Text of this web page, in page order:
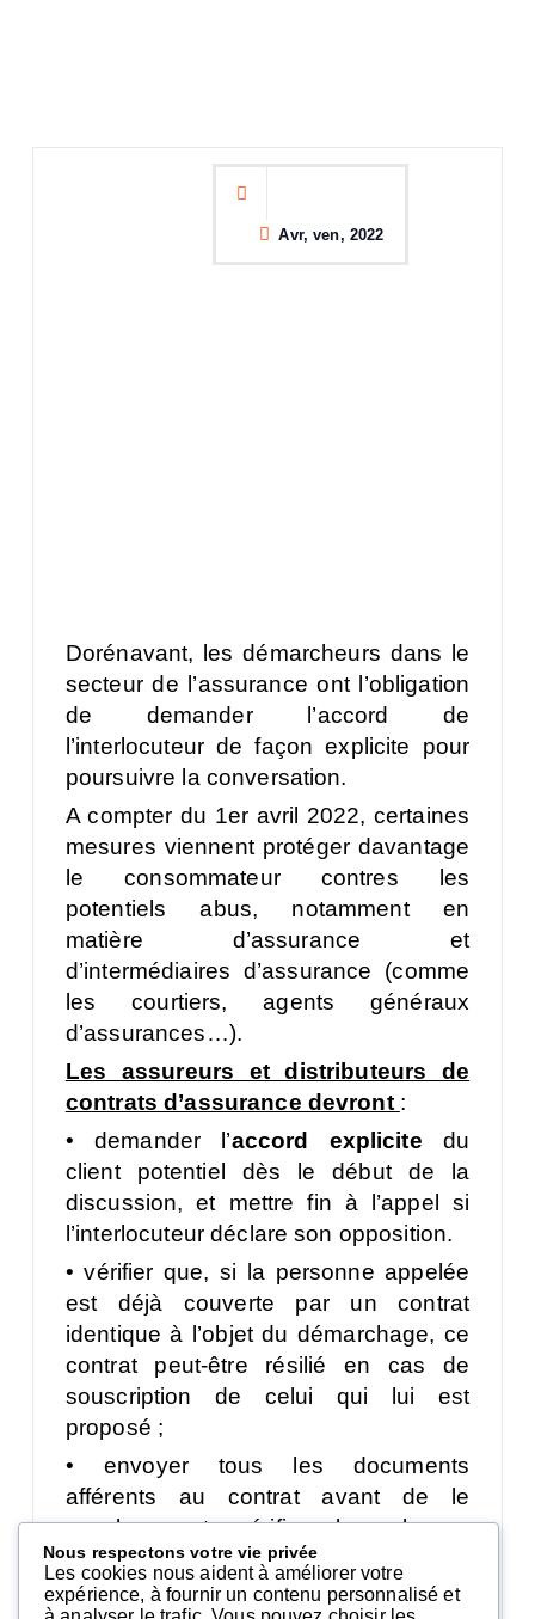
Avr, ven, 2022
Dorénavant, les démarcheurs dans le
secteur de l’assurance ont l’obligation
de demander l’accord de
l’interlocuteur de façon explicite pour
poursuivre la conversation.
A compter du 1er avril 2022, certaines
mesures viennent protéger davantage
le consommateur contres les
potentiels abus, notamment en
matière d’assurance et
d’intermédiaires d’assurance (comme
les courtiers, agents généraux
d’assurances…).
Les assureurs et distributeurs de
contrats d’assurance devront :
•
demander l’accord explicite du
client potentiel dès le début de la
discussion, et mettre fin à l’appel si
l’interlocuteur déclare son opposition.
• vérifier que, si la personne appelée
est déjà couverte par un contrat
identique à l’objet du démarchage, ce
contrat peut-être résilié en cas de
souscription de celui qui lui est
proposé ;
•
envoyer tous les documents
afférents au contrat avant de le
conclure, et vérifier leur bonne
réception ;
•
attendre 24 heures avant la
Nous respectons votre vie privée
Les cookies nous aident à améliorer votre
expérience, à fournir un contenu personnalisé et